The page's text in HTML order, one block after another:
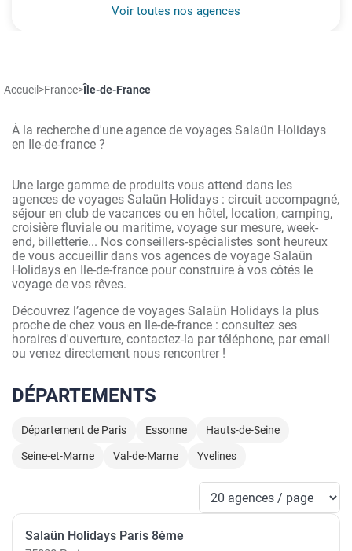
Voir toutes nos agences
Accueil >France>Île-de-France
À la recherche d'une agence de voyages Salaün Holidays
en Ile-de-france ?
Une large gamme de produits vous attend dans les
agences de voyages Salaün Holidays : circuit accompagné,
séjour en club de vacances ou en hôtel, location, camping,
croisière fluviale ou maritime, voyage sur mesure, week-
end, billetterie... Nos conseillers-spécialistes sont heureux
de vous accueillir dans vos agences de voyage Salaün
Holidays en Ile-de-france pour construire à vos côtés le
voyage de vos rêves.
Découvrez l’agence de voyages Salaün Holidays la plus
proche de chez vous en Ile-de-france : consultez ses
horaires d'ouverture, contactez-la par téléphone, par email
ou venez directement nous rencontrer !
DÉPARTEMENTS
Département de Paris Essonne
Hauts-de-Seine
Seine-et-Marne
Val-de-Marne Yvelines
Salaün Holidays Paris 8ème